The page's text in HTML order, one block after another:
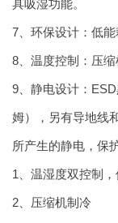
具吸湿功能。
7、环保设计：低能
8、温度控制：压
9、静电设计：
姆），另有导地线
所产生的静电，保
1、温湿度双控制
2、压缩机制冷